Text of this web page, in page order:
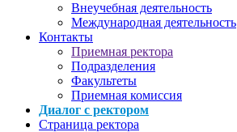
Внеучебная деятельность
Международная деятельность
Контакты
Приемная ректора
Подразделения
Факультеты
Приемная комиссия
Диалог с ректором
Страница ректора